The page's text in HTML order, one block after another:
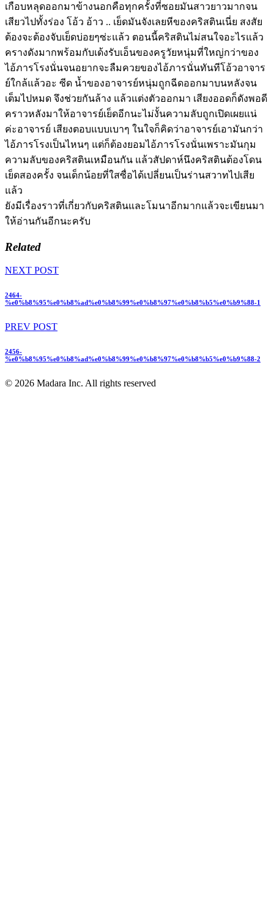
เกือบหลุดออกมาข้างนอกคือทุกครั้งที่ซอยมันสาวยาวมากจน
เสียวไปทั้งร่อง โอ้ว อ้าว .. เย็ดมันจังเลยหีของคริสตินเนี่ย สงสัย
ต้องจะต้องจับเย็ดบ่อยๆซ่ะแล้ว ตอนนี้คริสตินไม่สนใจอะไรแล้ว
ครางดังมากพร้อมกับเด้งรับเอ็นของครูวัยหนุ่มที่ใหญ่กว่าของ
ไอ้ภารโรงนั่นจนอยากจะลืมควยของไอ้ภารนั่นทันทีโอ้วอาจาร
ย์ใกล้แล้วอะ ซีด น้ำของอาจารย์หนุ่มถูกฉีดออกมาบนหลังจน
เต็มไปหมด จึงช่วยกันล้าง แล้วแต่งตัวออกมา เสียงออดก็ดังพอดี
คราวหลังมาให้อาจารย์เย็ดอีกนะไม่งั้นความลับถูกเปิดเผยแน่
ค่ะอาจารย์ เสียงตอบแบบเบาๆ ในใจก็คิดว่าอาจารย์เอามันกว่า
ไอ้ภารโรงเป็นไหนๆ แต่ก็ต้องยอมไอ้ภารโรงนั่นเพราะมันกุม
ความลับของคริสตินเหมือนกัน แล้วสัปดาห์นึงคริสตินต้องโดน
เย็ดสองครั้ง จนเด็กน้อยที่ใสซื่อได้เปลี่ยนเป็นร่านสวาทไปเสีย
แล้ว
ยังมีเรื่องราวที่เกี่ยวกับคริสตินและโมนาอีกมากแล้วจะเขียนมา
ให้อ่านกันอีกนะครับ
Related
NEXT POST
2464-
%e0%b8%95%e0%b8%ad%e0%b8%99%e0%b8%97%e0%b8%b5%e0%b9%88-1
PREV POST
2456-
%e0%b8%95%e0%b8%ad%e0%b8%99%e0%b8%97%e0%b8%b5%e0%b9%88-2
© 2026 Madara Inc. All rights reserved